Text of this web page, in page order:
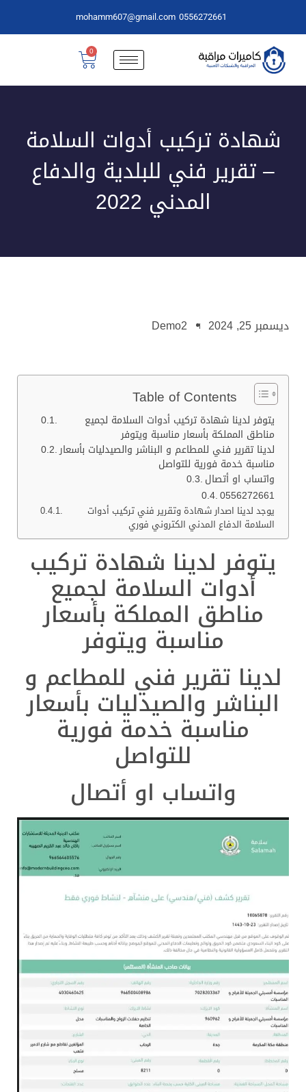
0556272661
mohamm607@gmail.com
0
شهادة تركيب أدوات السلامة
– تقرير فني للبلدية والدفاع
المدني 2022
ديسمبر 25, 2024 Demo2
Table of Contents
يتوفر لدينا شهادة تركيب أدوات السلامة لجميع
مناطق المملكة بأسعار مناسبة ويتوفر
لدينا تقرير فني للمطاعم و البناشر والصيدليات بأسعار
مناسبة خدمة فورية للتواصل
واتساب او أتصال
0556272661
يوجد لدينا اصدار شهادة وتقرير فني تركيب أدوات
السلامة الدفاع المدني الكتروني فوري
يتوفر لدينا شهادة تركيب
أدوات السلامة لجميع
مناطق المملكة بأسعار
مناسبة ويتوفر
لدينا تقرير فني للمطاعم و
البناشر والصيدليات بأسعار
مناسبة خدمة فورية
للتواصل
واتساب او أتصال